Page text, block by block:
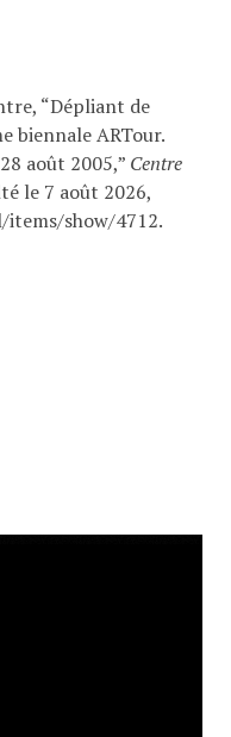
“Dépliant de
biennale ARTour.
août 2005,” Centre
le 7 août 2026,
show/4712.